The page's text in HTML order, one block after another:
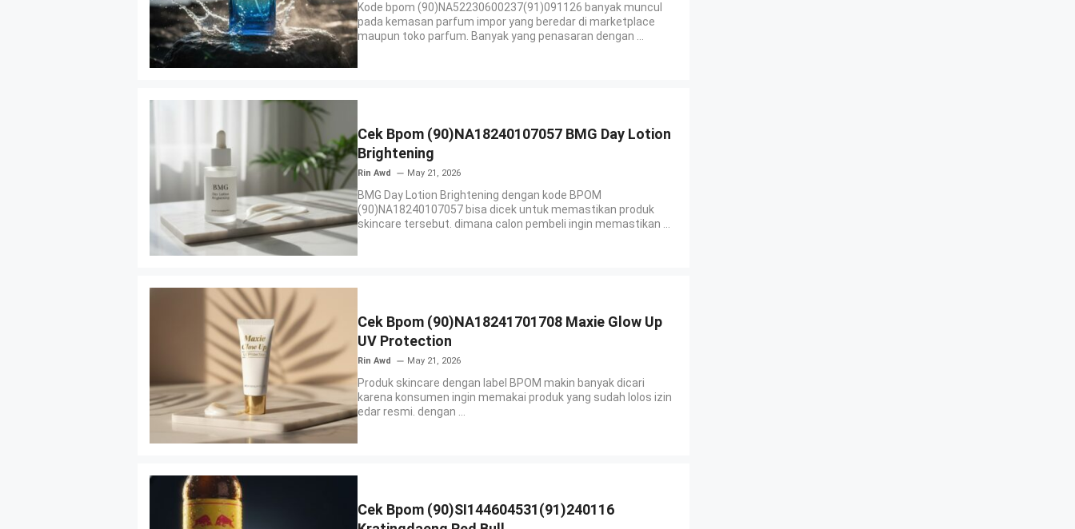
Kode bpom (90)NA52230600237(91)091126 banyak muncul
pada kemasan parfum impor yang beredar di marketplace
maupun toko parfum. Banyak yang penasaran dengan ...
Cek Bpom (90)NA18240107057 BMG Day Lotion
Brightening
Rin Awd May 21, 2026
BMG Day Lotion Brightening dengan kode BPOM
(90)NA18240107057 bisa dicek untuk memastikan produk
skincare tersebut. dimana calon pembeli ingin memastikan ...
Cek Bpom (90)NA18241701708 Maxie Glow Up
UV Protection
Rin Awd May 21, 2026
Produk skincare dengan label BPOM makin banyak dicari
karena konsumen ingin memakai produk yang sudah lolos izin
edar resmi. dengan ...
Cek Bpom (90)SI144604531(91)240116